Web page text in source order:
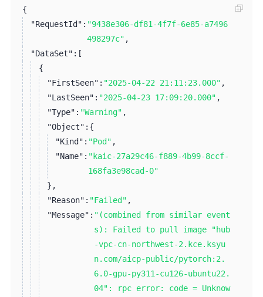
{
"RequestId": "9438e306-df81-4f7f-6e85-a7496
498297c" ,
"DataSet": [
{
"FirstSeen": "2025-04-22 21:11:23.000" ,
"LastSeen": "2025-04-23 17:09:20.000" ,
"Type": "Warning" ,
"Object": {
"Kind": "Pod" ,
"Name": "kaic-27a29c46-f889-4b99-8ccf-
168fa3e98cad-0"
} ,
"Reason": "Failed" ,
"Message": "(combined from similar event
s): Failed to pull image "hub
-vpc-cn-northwest-2.kce.ksyu
n.com/aicp-public/pytorch:2.
6.0-gpu-py311-cu126-ubuntu22.
04": rpc error: code = Unknow